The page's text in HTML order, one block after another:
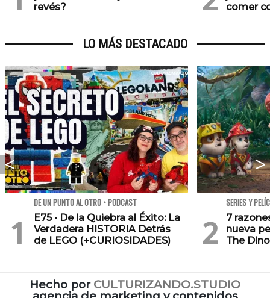
revés?
comer
LO MÁS DESTACADO
DE UN PUNTO AL OTRO • PODCAST
E75 • De la Quiebra al Éxito: La
Verdadera HISTORIA Detrás
de LEGO (+CURIOSIDADES)
SERIES Y
7
nueva
The
Hecho por CULTURIZANDO.STUDIO